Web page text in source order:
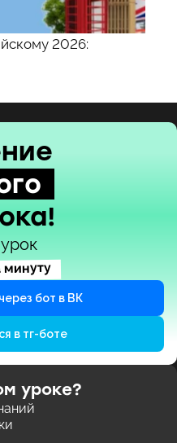
2026:
минуту
бот в ВК
в тг-боте
уроке?